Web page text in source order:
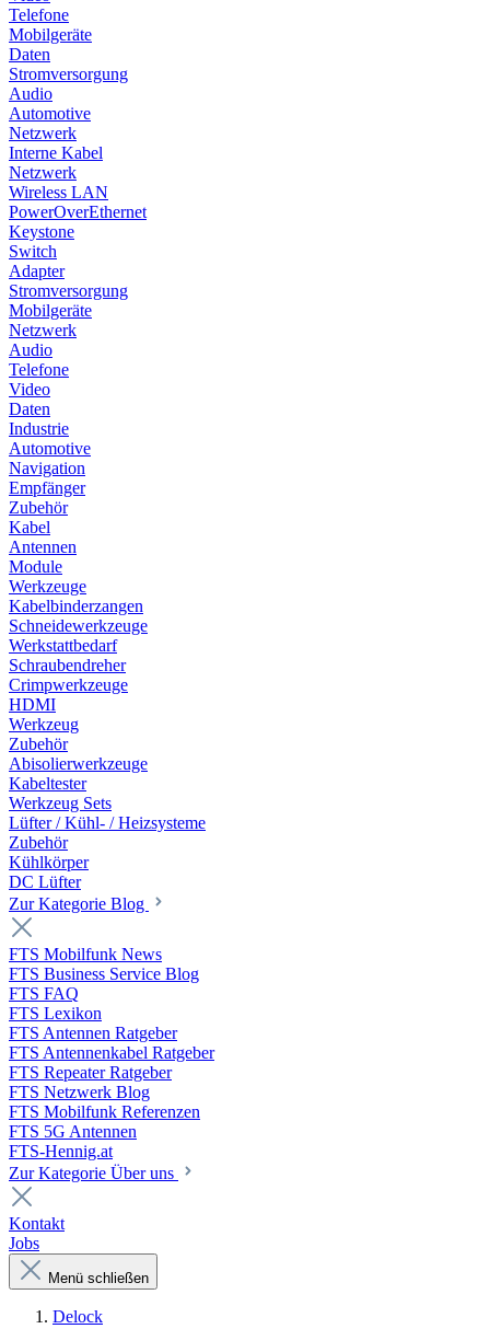
Telefone
Mobilgeräte
Daten
Stromversorgung
Audio
Automotive
Netzwerk
Interne Kabel
Netzwerk
Wireless LAN
PowerOverEthernet
Keystone
Switch
Adapter
Stromversorgung
Mobilgeräte
Netzwerk
Audio
Telefone
Video
Daten
Industrie
Automotive
Navigation
Empfänger
Zubehör
Kabel
Antennen
Module
Werkzeuge
Kabelbinderzangen
Schneidewerkzeuge
Werkstattbedarf
Schraubendreher
Crimpwerkzeuge
HDMI
Werkzeug
Zubehör
Abisolierwerkzeuge
Kabeltester
Werkzeug Sets
Lüfter / Kühl- / Heizsysteme
Zubehör
Kühlkörper
DC Lüfter
Zur Kategorie Blog
FTS Mobilfunk News
FTS Business Service Blog
FTS FAQ
FTS Lexikon
FTS Antennen Ratgeber
FTS Antennenkabel Ratgeber
FTS Repeater Ratgeber
FTS Netzwerk Blog
FTS Mobilfunk Referenzen
FTS 5G Antennen
FTS-Hennig.at
Zur Kategorie Über uns
Kontakt
Jobs
Menü schließen
Delock